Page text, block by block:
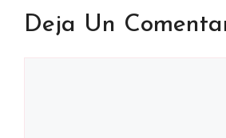
Deja Un